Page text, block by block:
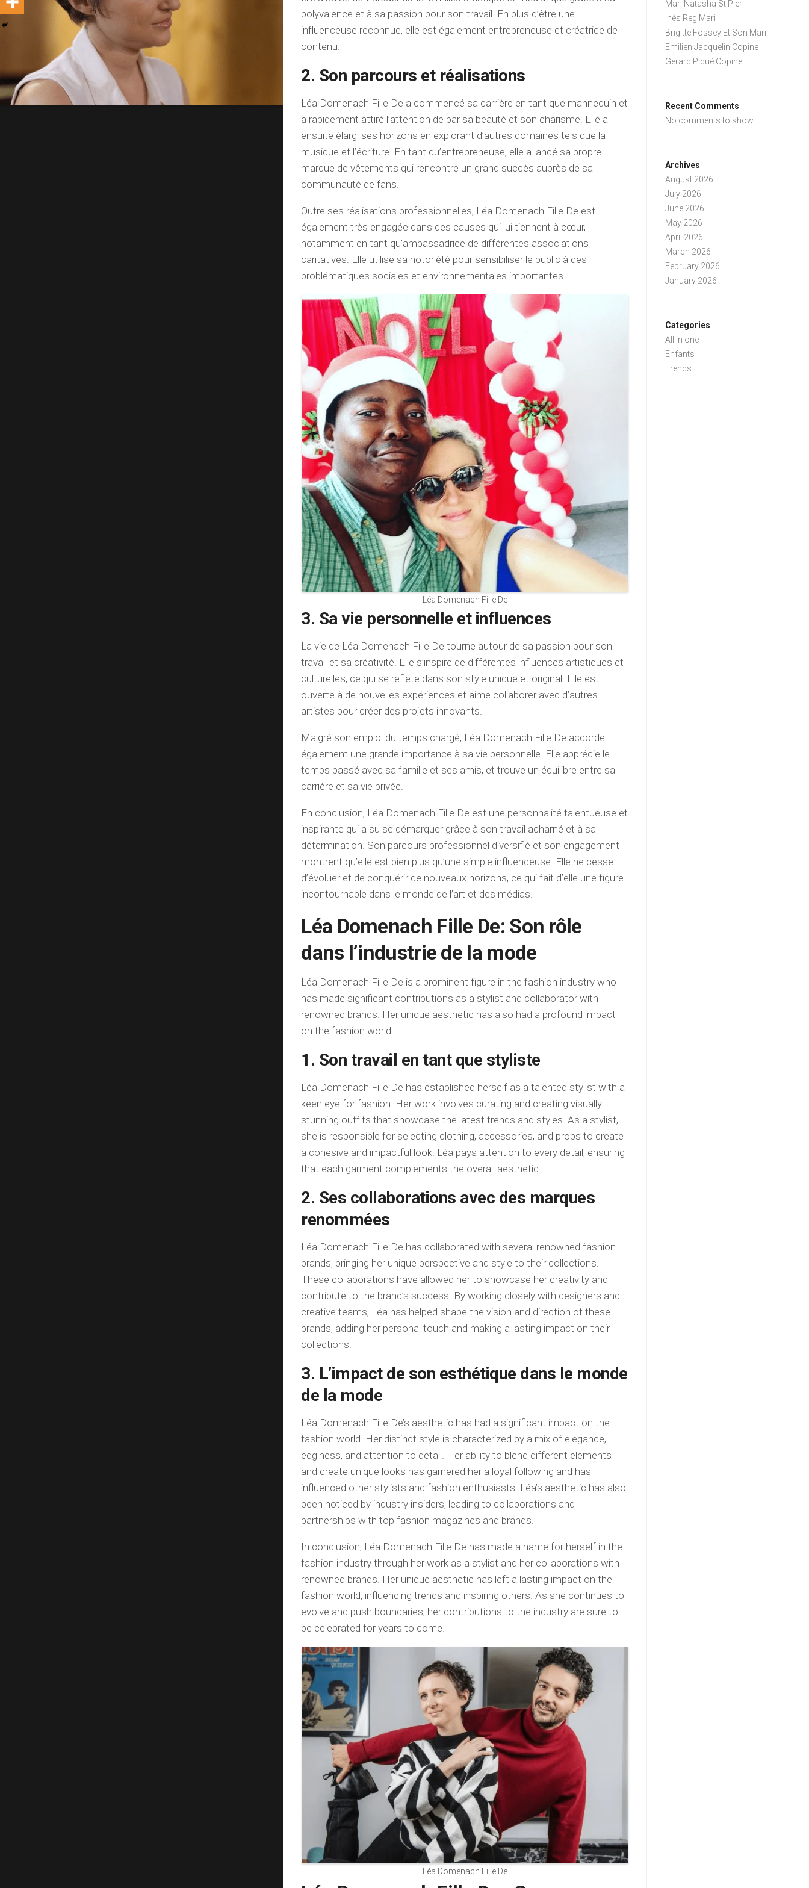
polyvalence et à sa passion pour son travail. En plus d’être une
influenceuse reconnue, elle est également entrepreneuse et créatrice de
contenu.
2. Son parcours et réalisations
Léa Domenach Fille De a commencé sa carrière en tant que mannequin et
a rapidement attiré l’attention de par sa beauté et son charisme. Elle a
ensuite élargi ses horizons en explorant d’autres domaines tels que la
musique et l’écriture. En tant qu’entrepreneuse, elle a lancé sa propre
marque de vêtements qui rencontre un grand succès auprès de sa
communauté de fans.
Outre ses réalisations professionnelles, Léa Domenach Fille De est
également très engagée dans des causes qui lui tiennent à cœur,
notamment en tant qu’ambassadrice de différentes associations
caritatives. Elle utilise sa notoriété pour sensibiliser le public à des
problématiques sociales et environnementales importantes.
Léa Domenach Fille De
3. Sa vie personnelle et influences
La vie de Léa Domenach Fille De tourne autour de sa passion pour son
travail et sa créativité. Elle s’inspire de différentes influences artistiques et
culturelles, ce qui se reflète dans son style unique et original. Elle est
ouverte à de nouvelles expériences et aime collaborer avec d’autres
artistes pour créer des projets innovants.
Malgré son emploi du temps chargé, Léa Domenach Fille De accorde
également une grande importance à sa vie personnelle. Elle apprécie le
temps passé avec sa famille et ses amis, et trouve un équilibre entre sa
carrière et sa vie privée.
En conclusion, Léa Domenach Fille De est une personnalité talentueuse et
inspirante qui a su se démarquer grâce à son travail acharné et à sa
détermination. Son parcours professionnel diversifié et son engagement
montrent qu’elle est bien plus qu’une simple influenceuse. Elle ne cesse
d’évoluer et de conquérir de nouveaux horizons, ce qui fait d’elle une figure
incontournable dans le monde de l’art et des médias.
Léa Domenach Fille De: Son rôle
dans l’industrie de la mode
Léa Domenach Fille De is a prominent figure in the fashion industry who
has made significant contributions as a stylist and collaborator with
renowned brands. Her unique aesthetic has also had a profound impact
on the fashion world.
1. Son travail en tant que styliste
Léa Domenach Fille De has established herself as a talented stylist with a
keen eye for fashion. Her work involves curating and creating visually
stunning outfits that showcase the latest trends and styles. As a stylist,
she is responsible for selecting clothing, accessories, and props to create
a cohesive and impactful look. Léa pays attention to every detail, ensuring
that each garment complements the overall aesthetic.
2. Ses collaborations avec des marques
renommées
Léa Domenach Fille De has collaborated with several renowned fashion
brands, bringing her unique perspective and style to their collections.
These collaborations have allowed her to showcase her creativity and
contribute to the brand’s success. By working closely with designers and
creative teams, Léa has helped shape the vision and direction of these
brands, adding her personal touch and making a lasting impact on their
collections.
3. L’impact de son esthétique dans le monde
de la mode
Léa Domenach Fille De’s aesthetic has had a significant impact on the
fashion world. Her distinct style is characterized by a mix of elegance,
edginess, and attention to detail. Her ability to blend different elements
and create unique looks has garnered her a loyal following and has
influenced other stylists and fashion enthusiasts. Léa’s aesthetic has also
been noticed by industry insiders, leading to collaborations and
partnerships with top fashion magazines and brands.
In conclusion, Léa Domenach Fille De has made a name for herself in the
fashion industry through her work as a stylist and her collaborations with
renowned brands. Her unique aesthetic has left a lasting impact on the
fashion world, influencing trends and inspiring others. As she continues to
evolve and push boundaries, her contributions to the industry are sure to
be celebrated for years to come.
Léa Domenach Fille De
Mari Natasha St Pier
Inès Reg Mari
Brigitte Fossey Et Son Mari
Emilien Jacquelin Copine
Gerard Piqué Copine
Recent Comments
No comments to show.
Archives
August 2026
July 2026
June 2026
May 2026
April 2026
March 2026
February 2026
January 2026
Categories
All in one
Enfants
Trends